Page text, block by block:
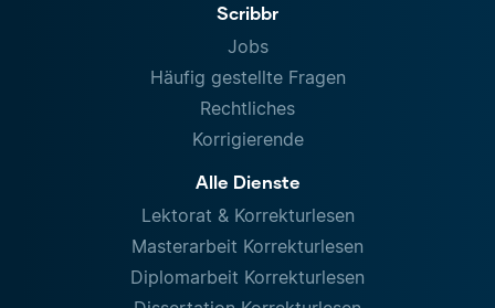
Scribbr
Jobs
Häufig gestellte Fragen
Rechtliches
Korrigierende
Alle Dienste
Lektorat & Korrekturlesen
Masterarbeit Korrekturlesen
Diplomarbeit Korrekturlesen